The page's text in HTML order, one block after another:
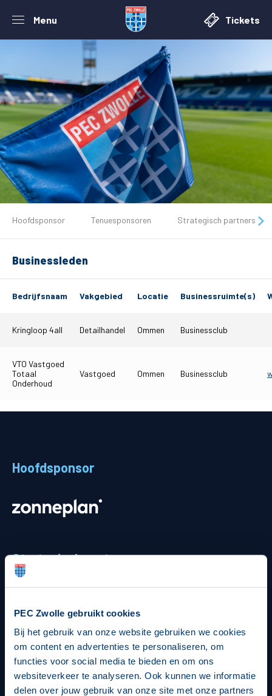
PEC Zwolle gebruikt cookies
Bij het gebruik van onze website gebruiken we cookies
om content en advertenties te personaliseren, om
functies voor social media te bieden en om ons
websiteverkeer te analyseren. Ook kunnen we informatie
delen over jouw gebruik van onze site met onze partners
Menu Tickets
De club
Matchdays
Business
Hoofdsponsor Tenuesponsoren Strategisch partners
Businessleden
Bedrijfsnaam Vakgebied Locatie Businessruimte(s)
Kringloop 4all Detailhandel Ommen Businessclub
VTO Vastgoed
Totaal
Onderhoud
Vastgoed Ommen Businessclub
Hoofdsponsor
Strategisch partners